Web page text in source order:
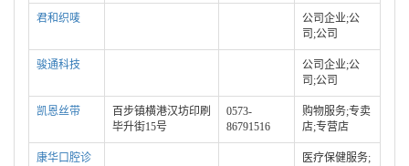
君和织唛
公司企业;公
司;公司
骏通科技
公司企业;公
司;公司
凯恩丝带
百步镇横港汉坊印刷
毕升街15号
0573-
86791516
购物服务;专卖
店;专营店
康华口腔诊
医疗保健服务;